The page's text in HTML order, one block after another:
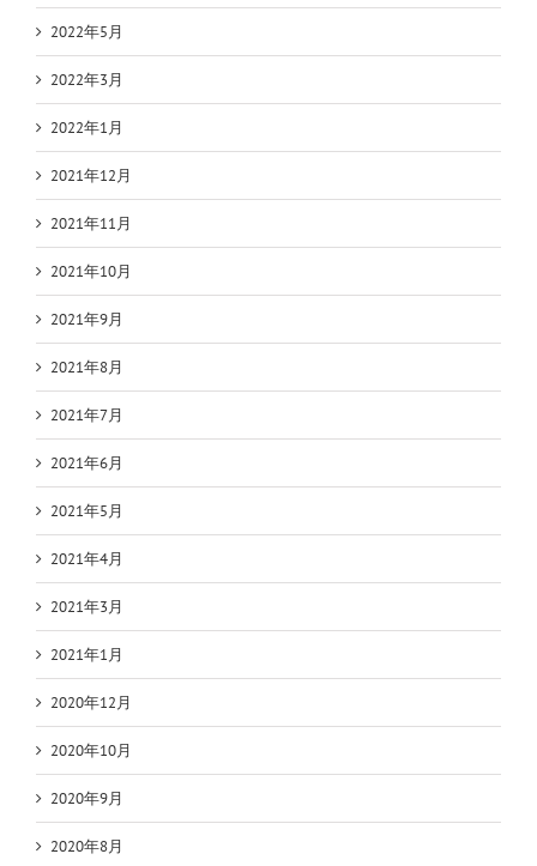
2022年5月
2022年3月
2022年1月
2021年12月
2021年11月
2021年10月
2021年9月
2021年8月
2021年7月
2021年6月
2021年5月
2021年4月
2021年3月
2021年1月
2020年12月
2020年10月
2020年9月
2020年8月